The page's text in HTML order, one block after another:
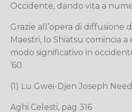
Occidente, dando vita a
Grazie all’opera di diffusione
Maestri, lo Shiatsu comincia
modo significativo in
’60.
(1) Lu Gwei-Djen Joseph
Aghi Celesti, pag 316